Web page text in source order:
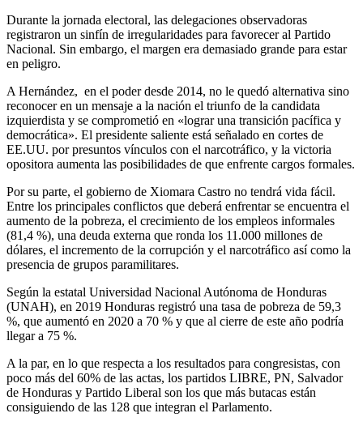
Durante la jornada electoral, las delegaciones observadoras
registraron un sinfín de irregularidades para favorecer al Partido
Nacional. Sin embargo, el margen era demasiado grande para estar
en peligro.
A Hernández, en el poder desde 2014, no le quedó alternativa sino
reconocer en un mensaje a la nación el triunfo de la candidata
izquierdista y se comprometió en «lograr una transición pacífica y
democrática». El presidente saliente está señalado en cortes de
EE.UU. por presuntos vínculos con el narcotráfico, y la victoria
opositora aumenta las posibilidades de que enfrente cargos formales.
Por su parte, el gobierno de Xiomara Castro no tendrá vida fácil.
Entre los principales conflictos que deberá enfrentar se encuentra el
aumento de la pobreza, el crecimiento de los empleos informales
(81,4 %), una deuda externa que ronda los 11.000 millones de
dólares, el incremento de la corrupción y el narcotráfico así como la
presencia de grupos paramilitares.
Según la estatal Universidad Nacional Autónoma de Honduras
(UNAH), en 2019 Honduras registró una tasa de pobreza de 59,3
%, que aumentó en 2020 a 70 % y que al cierre de este año podría
llegar a 75 %.
A la par, en lo que respecta a los resultados para congresistas, con
poco más del 60% de las actas, los partidos LIBRE, PN, Salvador
de Honduras y Partido Liberal son los que más butacas están
consiguiendo de las 128 que integran el Parlamento.